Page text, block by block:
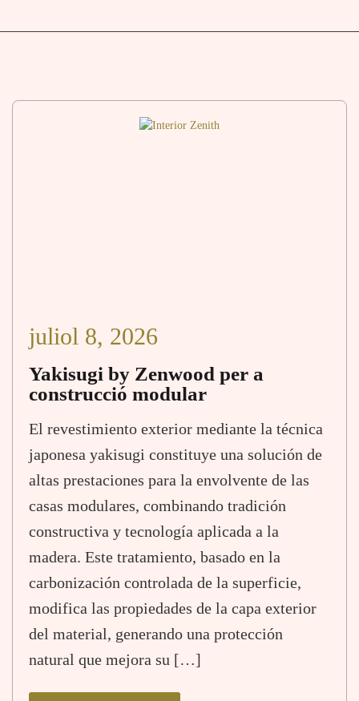
juliol 8, 2026
Yakisugi by Zenwood per a
construcció modular
El revestimiento exterior mediante la técnica
japonesa yakisugi constituye una solución de
altas prestaciones para la envolvente de las
casas modulares, combinando tradición
constructiva y tecnología aplicada a la
madera. Este tratamiento, basado en la
carbonización controlada de la superficie,
modifica las propiedades de la capa exterior
del material, generando una protección
natural que mejora su […]